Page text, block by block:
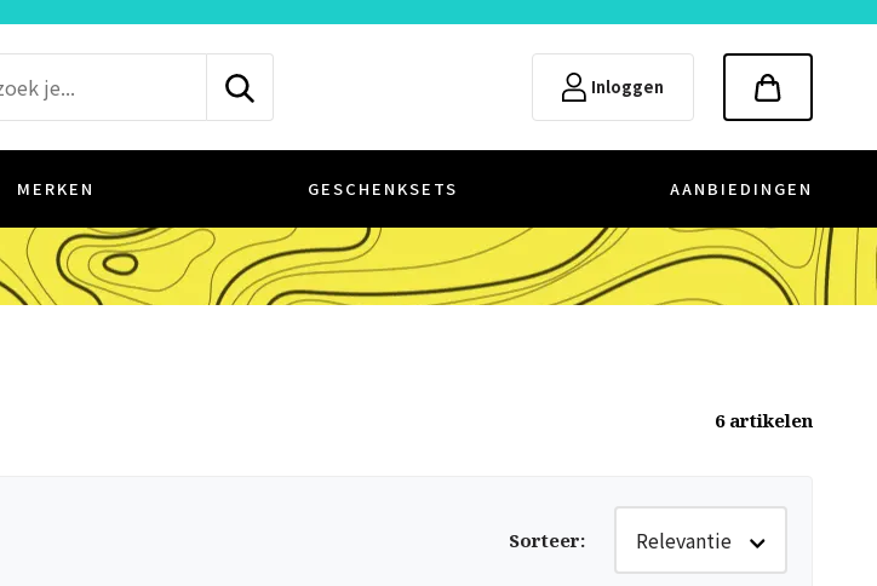
Inloggen
MERKEN GESCHENKSETS AANBIEDINGEN
6 artikelen
Sorteer: Relevantie